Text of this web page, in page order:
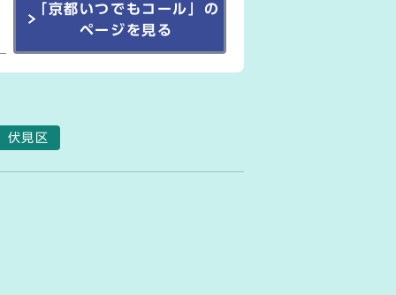
「京都いつでもコール」の
ページを見る
伏見区